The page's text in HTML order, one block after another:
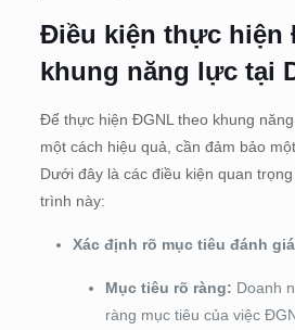
Điều kiện thực hiện
khung năng lực tại
Để thực hiện ĐGNL theo khung
một cách hiệu quả, cần đảm bảo
Dưới đây là các điều kiện quan
trình này:
Xác định rõ mục tiêu đánh
Mục tiêu rõ ràng: Doanh
ràng mục tiêu của việc